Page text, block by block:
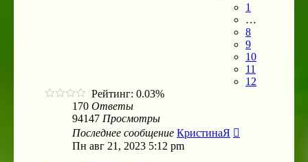
1
…
8
9
10
11
12
Рейтинг: 0.03%
170 Ответы
94147 Просмотры
Последнее сообщение КристинаЯ
Пн авг 21, 2023 5:12 pm